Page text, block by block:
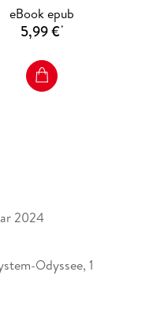
eBook epub
5,99 €*
2024
Odyssee, 1